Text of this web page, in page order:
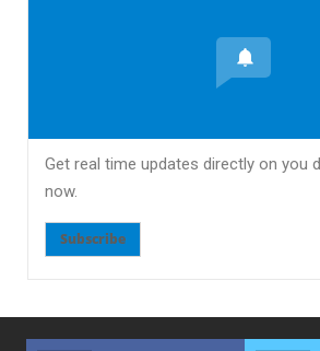
Get real time updates directly on you
now.
Subscribe